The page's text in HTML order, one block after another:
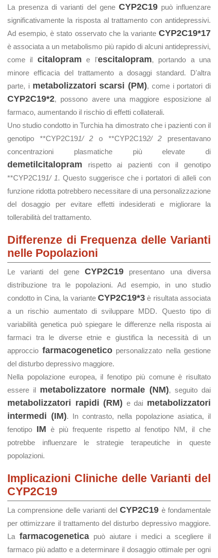
La presenza di varianti del gene CYP2C19può influenzare
significativamente la risposta al trattamento con antidepressivi.
Ad esempio, è stato osservato che la variante CYP2C19*17
è associata a un metabolismo più rapido di alcuni antidepressivi,
come il citalopram e l'escitalopram, portando a una
minore efficacia del trattamento a dosaggi standard. D'altra
parte, i metabolizzatori scarsi (PM), come i portatori di
CYP2C19*2, possono avere una maggiore esposizione al
farmaco, aumentando il rischio di effetti collaterali.
Uno studio condotto in Turchia ha dimostrato che i pazienti con il
genotipo **CYP2C191/ 2 o **CYP2C192/ 2 presentavano
concentrazioni plasmatiche più elevate di
demetilcitalopram rispetto ai pazienti con il genotipo
**CYP2C191/ 1. Questo suggerisce che i portatori di alleli con
funzione ridotta potrebbero necessitare di una personalizzazione
del dosaggio per evitare effetti indesiderati e migliorare la
tollerabilità del trattamento.
Differenze di Frequenza delle Varianti
nelle Popolazioni
Le varianti del geneCYP2C19 presentano una diversa
distribuzione tra le popolazioni. Ad esempio, in uno studio
condotto in Cina, la variante CYP2C19*3è risultata associata
a un rischio aumentato di sviluppare MDD. Questo tipo di
variabilità genetica può spiegare le differenze nella risposta ai
farmaci tra le diverse etnie e giustifica la necessità di un
approccio farmacogeneticopersonalizzato nella gestione
del disturbo depressivo maggiore.
Nella popolazione europea, il fenotipo più comune è risultato
essere il metabolizzatore normale (NM), seguito dai
metabolizzatori rapidi (RM) e dai metabolizzatori
intermedi (IM). In contrasto, nella popolazione asiatica, il
fenotipo IM è più frequente rispetto al fenotipo NM, il che
potrebbe influenzare le strategie terapeutiche in queste
popolazioni.
Implicazioni Cliniche delle Varianti del
CYP2C19
La comprensione delle varianti delCYP2C19 è fondamentale
per ottimizzare il trattamento del disturbo depressivo maggiore.
La farmacogenetica può aiutare i medici a scegliere il
farmaco più adatto e a determinare il dosaggio ottimale per ogni